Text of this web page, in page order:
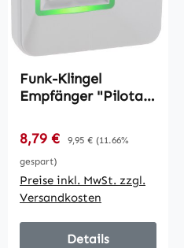
Funk-Klingel
Empfänger "Pilota
Empfänger
Verkaufspreis:
8,79 € Regulärer Preis:
9,95 € (11.66%
gespart)
Preise inkl. MwSt. zzgl.
Versandkosten
Details